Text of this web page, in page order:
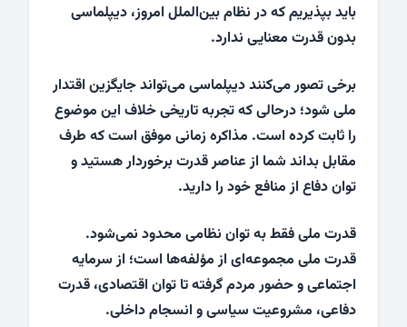
باید بپذیریم که در نظام بین‌الملل امروز، دیپلماسی
بدون قدرت معنایی ندارد.
برخی تصور می‌کنند دیپلماسی می‌تواند جایگزین اقتدار
ملی شود؛ درحالی که تجربه تاریخی خلاف این موضوع
را ثابت کرده است. مذاکره زمانی موفق است که طرف
مقابل بداند شما از عناصر قدرت برخوردار هستید و
توان دفاع از منافع خود را دارید.
قدرت ملی فقط به توان نظامی محدود نمی‌شود.
قدرت ملی مجموعه‌ای از مؤلفه‌ها است؛ از سرمایه
اجتماعی و حضور مردم گرفته تا توان اقتصادی، قدرت
دفاعی، مشروعیت سیاسی و انسجام داخلی.